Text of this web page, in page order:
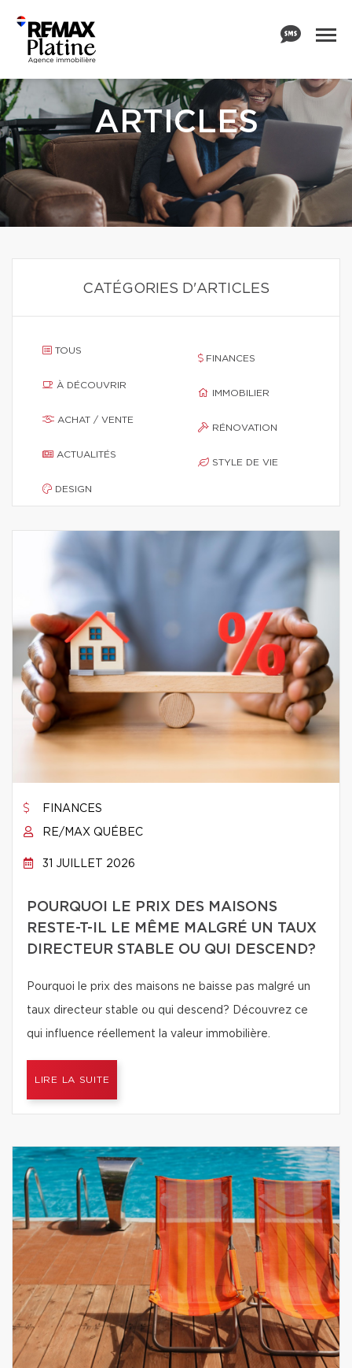
ARTICLES
CATÉGORIES D'ARTICLES
TOUS
À DÉCOUVRIR
ACHAT / VENTE
ACTUALITÉS
DESIGN
FINANCES
IMMOBILIER
RÉNOVATION
STYLE DE VIE
FINANCES
RE/MAX QUÉBEC
31 JUILLET 2026
POURQUOI LE PRIX DES MAISONS
RESTE-T-IL LE MÊME MALGRÉ UN TAUX
DIRECTEUR STABLE OU QUI DESCEND?
Pourquoi le prix des maisons ne baisse pas malgré un
taux directeur stable ou qui descend? Découvrez ce
qui influence réellement la valeur immobilière.
LIRE LA SUITE